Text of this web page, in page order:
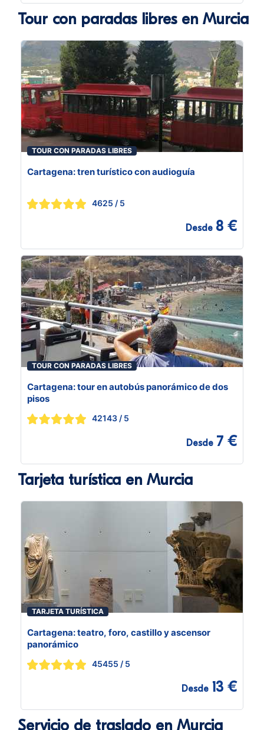
Tour con paradas libres en Murcia
TOUR CON PARADAS LIBRES
Cartagena: tren turístico con audioguía
4625 / 5
Desde 8 €
TOUR CON PARADAS LIBRES
Cartagena: tour en autobús panorámico de dos
pisos
42143 / 5
Desde 7 €
Tarjeta turística en Murcia
TARJETA TURÍSTICA
Cartagena: teatro, foro, castillo y ascensor
panorámico
45455 / 5
Desde 13 €
Servicio de traslado en Murcia